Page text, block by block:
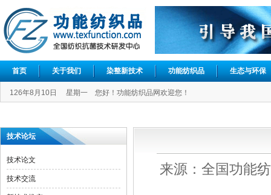
首页 关于我们 染整新技术 功能纺织品 生态与环保
126年8月10日 星期一 您好！功能纺织品网欢迎您！
技术论坛
技术论文
技术交流
来源：全国功